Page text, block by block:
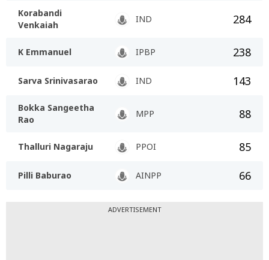
Korabandi
Venkaiah
IND 284
K Emmanuel IPBP 238
Sarva Srinivasarao IND 143
Bokka Sangeetha
Rao
MPP 88
Thalluri Nagaraju PPOI 85
Pilli Baburao AINPP 66
ADVERTISEMENT